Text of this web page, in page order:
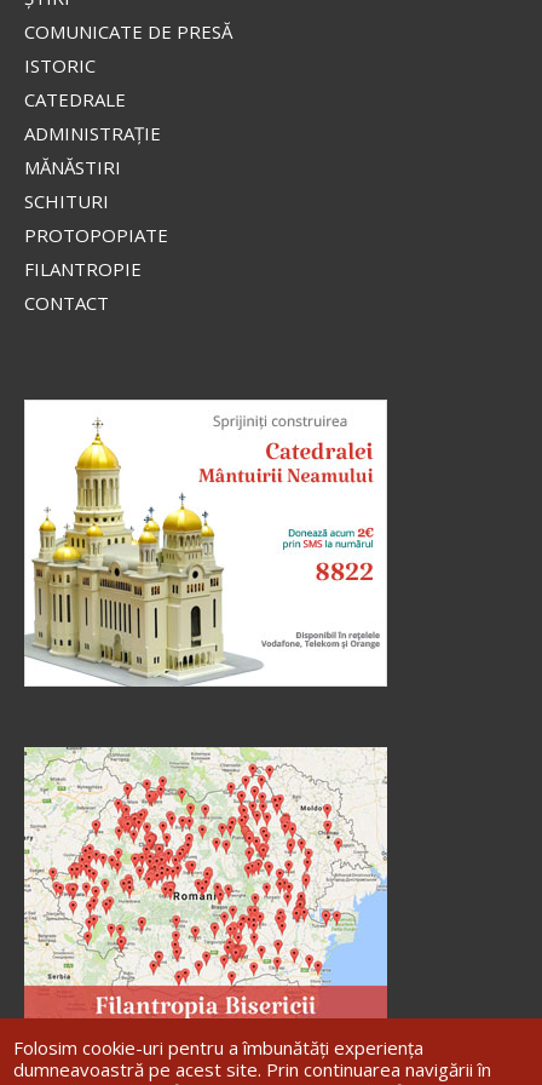
COMUNICATE DE PRESĂ
ISTORIC
CATEDRALE
ADMINISTRAŢIE
MĂNĂSTIRI
SCHITURI
PROTOPOPIATE
FILANTROPIE
CONTACT
Folosim cookie-uri pentru a îmbunătăți experiența
dumneavoastră pe acest site. Prin continuarea navigării în